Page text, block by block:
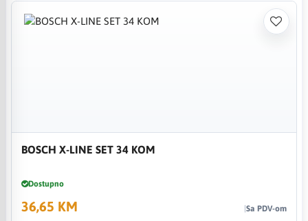
BOSCH X-LINE SET 34 KOM
Dostupno
36,65 KM Sa PDV-om